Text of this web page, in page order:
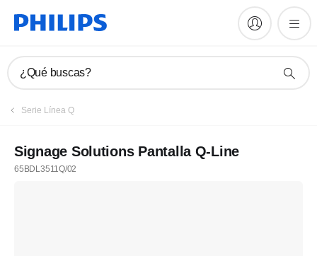
¿Qué buscas?
Serie Línea Q
Signage Solutions Pantalla Q-Line
65BDL3511Q/02